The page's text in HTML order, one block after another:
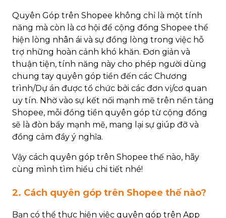
Quyên Góp trên Shopee không chỉ là một tính
năng mà còn là cơ hội để cộng đồng Shopee thể
hiện lòng nhân ái và sự đồng lòng trong việc hỗ
trợ những hoàn cảnh khó khăn. Đơn giản và
thuận tiện, tính năng này cho phép người dùng
chung tay quyên góp tiền đến các Chương
trình/Dự án được tổ chức bởi các đơn vị/cơ quan
uy tín. Nhờ vào sự kết nối mạnh mẽ trên nền tảng
Shopee, mỗi đồng tiền quyên góp từ cộng đồng
sẽ là đòn bẩy mạnh mẽ, mang lại sự giúp đỡ và
đồng cảm đầy ý nghĩa.
Vậy cách quyên góp trên Shopee thế nào, hãy
cùng mình tìm hiểu chi tiết nhé!
2. Cách quyên góp trên Shopee thế nào?
Bạn có thể thực hiện việc quyên góp trên App